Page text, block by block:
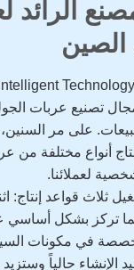
الرائد
تصنيع عربات
على مر السنين،
أنواع مختلفة من
لعملائنا.
قواعد إنتاج:
تركز بشكل أساسي
في مكونات
الإنشاء حالياً وستزيد